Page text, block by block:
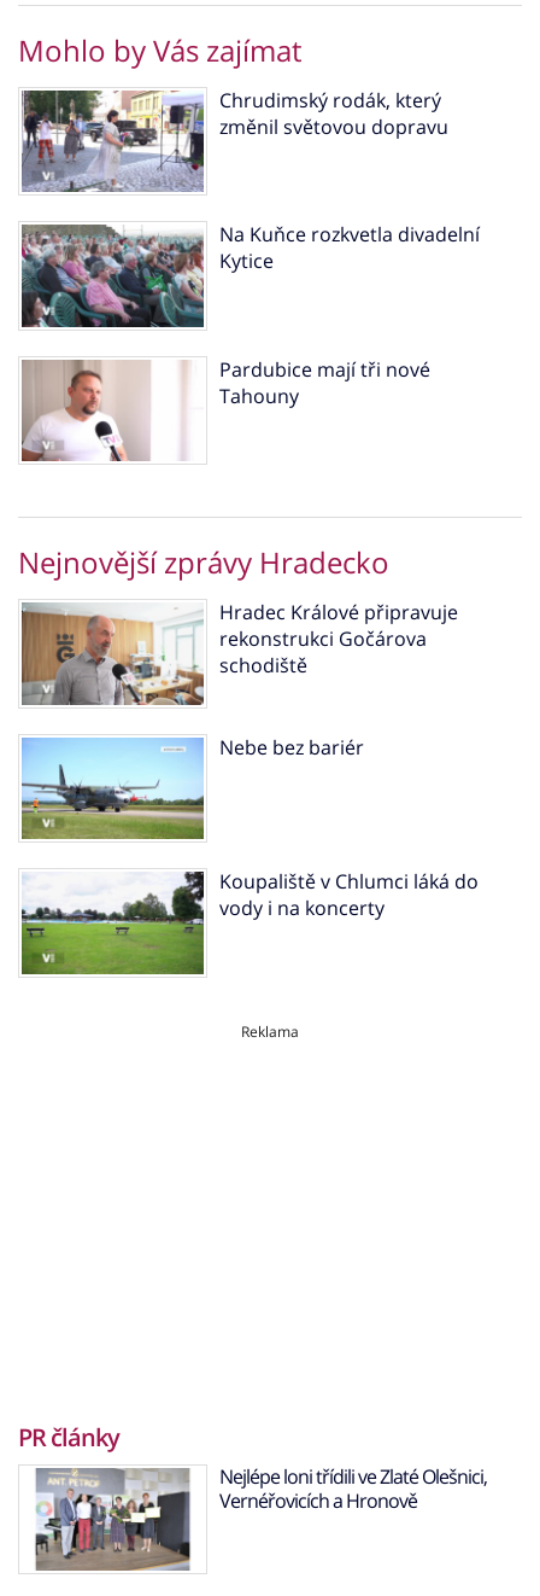
Mohlo by Vás zajímat
Chrudimský rodák, který
změnil světovou dopravu
Na Kuňce rozkvetla divadelní
Kytice
Pardubice mají tři nové
Tahouny
Nejnovější zprávy Hradecko
Hradec Králové připravuje
rekonstrukci Gočárova
schodiště
Nebe bez bariér
Koupaliště v Chlumci láká do
vody i na koncerty
Reklama
PR články
Nejlépe loni třídili ve Zlaté Olešnici,
Vernéřovicích a Hronově